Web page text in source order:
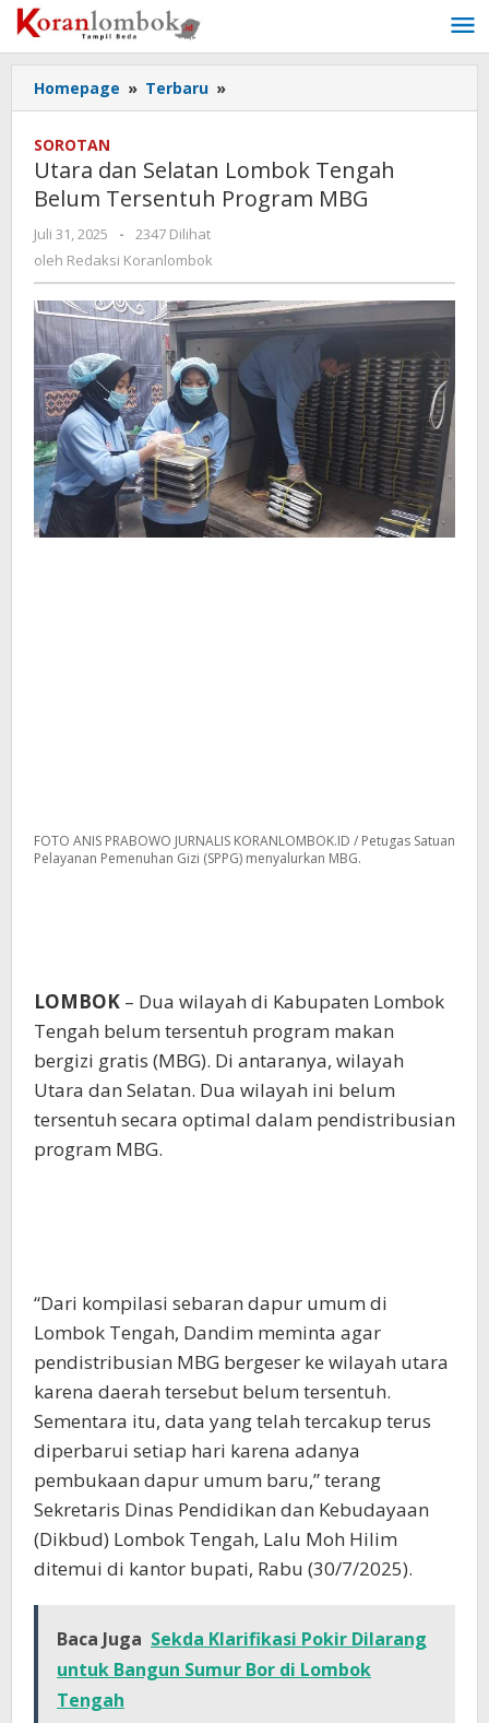
Lewati
ke
konten
Homepage » Terbaru »
dan
Lombok
Tengah
Belum
SOROTAN
Utara dan Selatan Lombok Tengah
Belum Tersentuh Program MBG
Juli 31, 2025
oleh
Redaksi
-
2347 Dilihat
oleh Redaksi Koranlombok
FOTO ANIS PRABOWO JURNALIS KORANLOMBOK.ID / Petugas Satuan
Pelayanan Pemenuhan Gizi (SPPG) menyalurkan MBG.
LOMBOK – Dua wilayah di Kabupaten Lombok
Tengah belum tersentuh program makan
bergizi gratis (MBG). Di antaranya, wilayah
Utara dan Selatan. Dua wilayah ini belum
tersentuh secara optimal dalam pendistribusian
program MBG.
“Dari kompilasi sebaran dapur umum di
Lombok Tengah, Dandim meminta agar
pendistribusian MBG bergeser ke wilayah utara
karena daerah tersebut belum tersentuh.
Sementara itu, data yang telah tercakup terus
diperbarui setiap hari karena adanya
pembukaan dapur umum baru,” terang
Sekretaris Dinas Pendidikan dan Kebudayaan
(Dikbud) Lombok Tengah, Lalu Moh Hilim
ditemui di kantor bupati, Rabu (30/7/2025).
Baca Juga Sekda Klarifikasi Pokir Dilarang
untuk Bangun Sumur Bor di Lombok
Tengah